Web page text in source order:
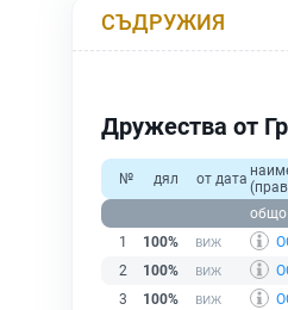
СЪДРУЖИЯ
Дружества от
№ дял от дата
общо
1
100%
2
100%
3
100%